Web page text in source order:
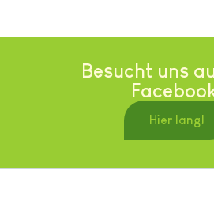
Besucht uns
Hier lang!